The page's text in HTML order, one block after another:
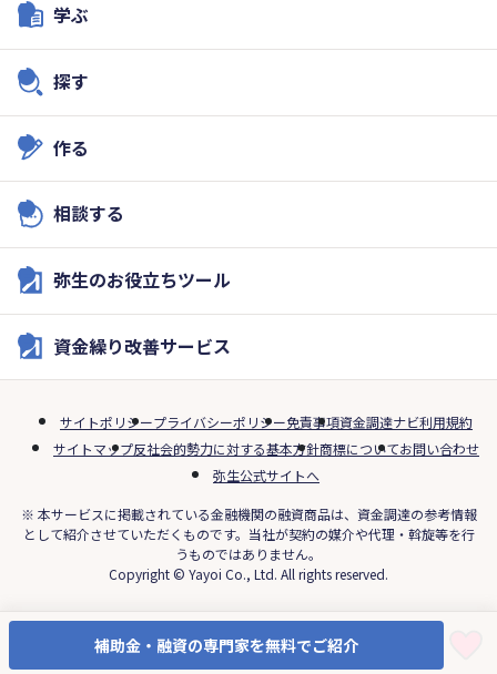
学ぶ
探す
作る
相談する
弥生のお役立ちツール
資金繰り改善サービス
サイトポリシープライバシーポリシー免責事項資金調達ナビ利用規約
サイトマップ反社会的勢力に対する基本方針商標についてお問い合わせ
弥生公式サイトへ
※ 本サービスに掲載されている金融機関の融資商品は、資金調達の参考情報
として紹介させていただくものです。当社が契約の媒介や代理・斡旋等を行
うものではありません。
Copyright © Yayoi Co., Ltd. All rights reserved.
補助金・融資の専門家を無料でご紹介